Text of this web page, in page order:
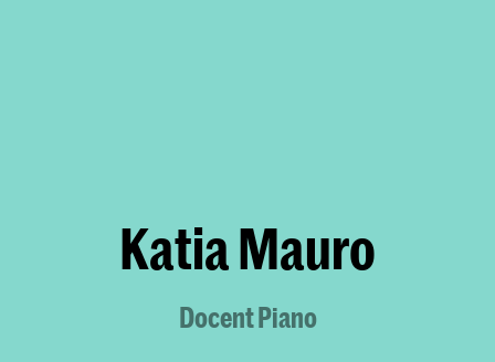
Katia Mauro
Docent Piano